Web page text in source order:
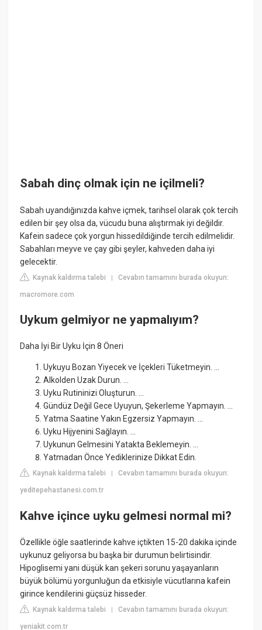
Sabah dinç olmak için ne içilmeli?
Sabah uyandığınızda kahve içmek, tarihsel olarak çok tercih
edilen bir şey olsa da, vücudu buna alıştırmak iyi değildir.
Kafein sadece çok yorgun hissedildiğinde tercih edilmelidir.
Sabahları meyve ve çay gibi şeyler, kahveden daha iyi
gelecektir.
Kaynak kaldırma talebi |Cevabın tamamını burada okuyun:
macromore.com
Uykum gelmiyor ne yapmalıyım?
Daha İyi Bir Uyku İçin 8 Öneri
Uykuyu Bozan Yiyecek ve İçekleri Tüketmeyin. ...
Alkolden Uzak Durun. ...
Uyku Rutininizi Oluşturun. ...
Gündüz Değil Gece Uyuyun, Şekerleme Yapmayın. ...
Yatma Saatine Yakın Egzersiz Yapmayın. ...
Uyku Hijyenini Sağlayın. ...
Uykunun Gelmesini Yatakta Beklemeyin. ...
Yatmadan Önce Yediklerinize Dikkat Edin.
Kaynak kaldırma talebi |Cevabın tamamını burada okuyun:
yeditepehastanesi.com.tr
Kahve içince uyku gelmesi normal mi?
Özellikle öğle saatlerinde kahve içtikten 15-20 dakika içinde
uykunuz geliyorsa bu başka bir durumun belirtisindir.
Hipoglisemi yani düşük kan şekeri sorunu yaşayanların
büyük bölümü yorgunluğun da etkisiyle vücutlarına kafein
girince kendilerini güçsüz hisseder.
Kaynak kaldırma talebi |Cevabın tamamını burada okuyun:
yeniakit.com.tr